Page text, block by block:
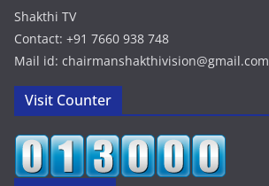
Shakthi TV
Contact: +91 7660 938 748
Mail id: chairmanshakthivision@gmail.com
Visit Counter